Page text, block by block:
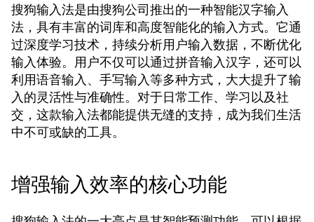
搜狗输入法是由搜狗公司推出的一种智能汉字输入
法，具有丰富的词库和高度智能化的输入方式。它通
过深度学习技术，持续分析用户输入数据，不断优化
输入体验。用户不仅可以通过拼音输入汉字，还可以
利用语音输入、手写输入等多种方式，大大提升了输
入的灵活性与准确性。对于日常工作、学习以及社
交，这款输入法都能提供无缝的支持，成为我们生活
中不可或缺的工具。
增强输入效率的核心功能